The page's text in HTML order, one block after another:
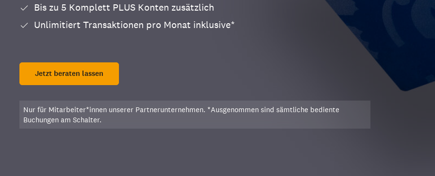
Bis zu 5 Komplett PLUS Konten zusätzlich
Unlimitiert Transaktionen pro Monat inklusive*
Jetzt beraten lassen
Nur für Mitarbeiter*innen unserer Partnerunternehmen. *Ausgenommen sind sämtliche bediente
Buchungen am Schalter.